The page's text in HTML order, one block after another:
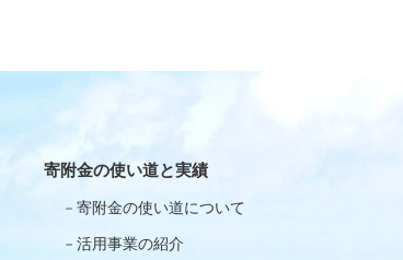
寄附金の使い道と実績
寄附金の使い道について
活用事業の紹介